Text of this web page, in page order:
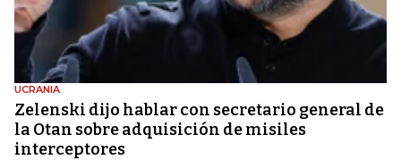
UCRANIA
Zelenski dijo hablar con secretario general de
la Otan sobre adquisición de misiles
interceptores